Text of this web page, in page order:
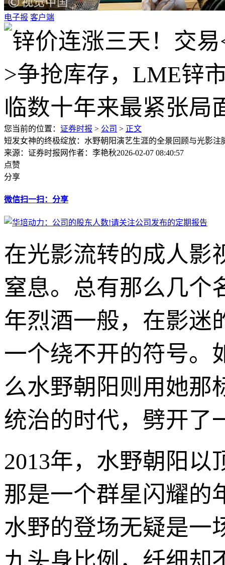
电子报 客户端
您当前的位置： 证券时报 > 公司 > 正文
短发女神的终极绽放：水野朝阳演艺生涯的全景回顾与光影注
来源：证券时报网作者：李艳秋2026-02-07 08:40:57
点赞
分享
微信扫一扫：分享
在光影流转的成人影
窒息。总有那么几个
年烈酒一般，在影迷
一个绕不开的符号。
么水野朝阳则用她那
统治的时代，劈开了
2013年，水野朝阳以
那是一个群星闪耀的
水野的登场无疑是一